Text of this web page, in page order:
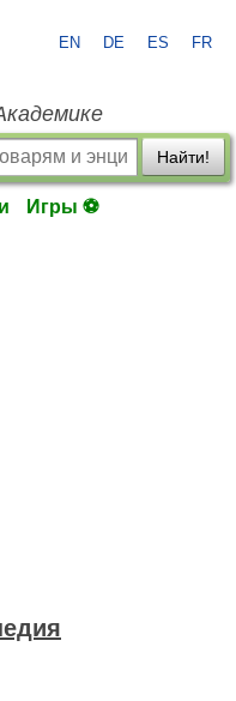
EN DE ES FR
Найти!
Игры ⚽